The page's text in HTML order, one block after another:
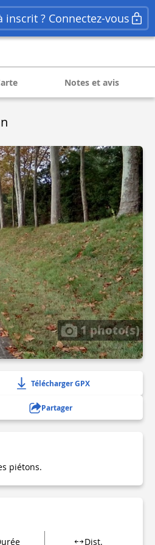
inscrit ? Connectez-vous
Notes et avis
1 photo(s)
Télécharger GPX
Partager
piétons.
Dist.